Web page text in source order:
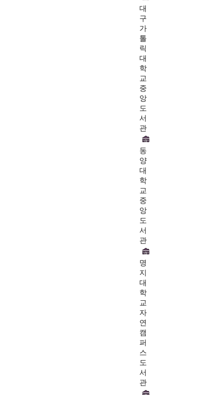
대
구
가
톨
릭
대
학
교
중
앙
도
서
관
동
양
대
학
교
중
앙
도
서
관
명
지
대
학
교
자
연
캠
퍼
스
도
서
관